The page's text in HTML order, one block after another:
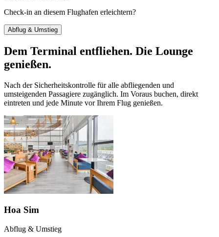
Check-in an diesem Flughafen erleichtern?
Abflug & Umstieg
Dem Terminal entfliehen. Die Lounge
genießen.
Nach der Sicherheitskontrolle für alle abfliegenden und
umsteigenden Passagiere zugänglich. Im Voraus buchen, direkt
eintreten und jede Minute vor Ihrem Flug genießen.
Hoa Sim
Abflug & Umstieg